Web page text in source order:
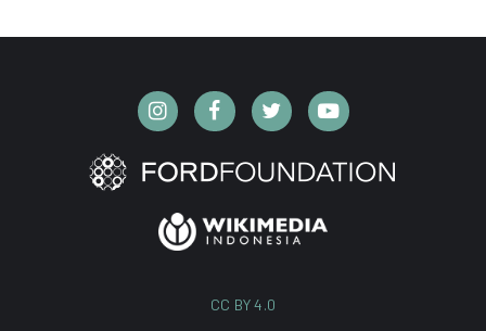
CC BY 4.0